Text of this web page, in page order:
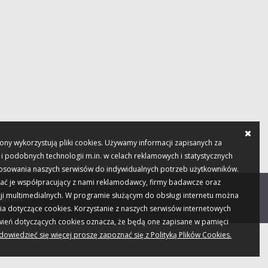
wykorzystują pliki cookies. Używamy informacji zapisanych za
podobnych technologii m.in. w celach reklamowych i statystycznych
naszych serwisów do indywidualnych potrzeb użytkowników.
je współpracujący z nami reklamodawcy, firmy badawcze oraz
multimedialnych. W programie służącym do obsługi internetu można
dotyczące cookies. Korzystanie z naszych serwisów internetowych
dotyczących cookies oznacza, że będą one zapisane w pamięci
się więcej proszę zapoznać się z Polityką Plików Cookies.